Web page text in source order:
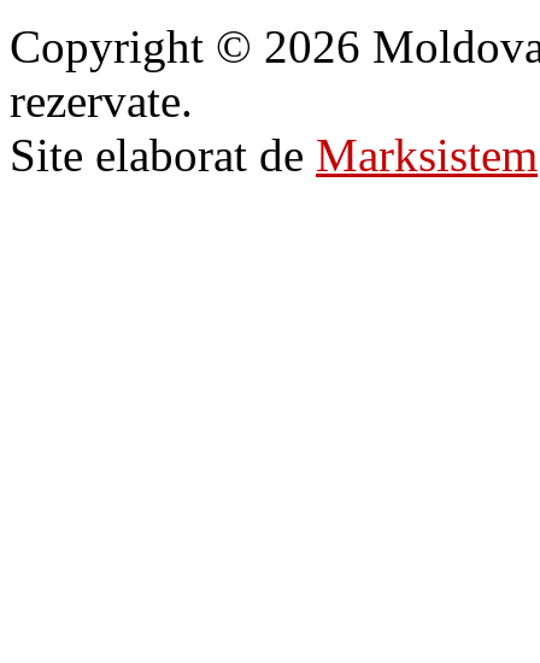
Copyright © 2026
rezervate.
Site elaborat de Marksistem